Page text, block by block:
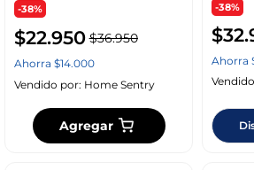
-38%
$22.950 $36.950
Ahorra $14.000
Vendido por: Home Sentry
Agregar
-38%
$32.
Ahorra